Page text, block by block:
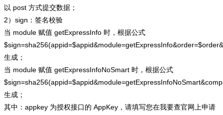
以 post 方式提交数据；
2）sign：签名校验
当 module 赋值 getExpressInfo 时，根据公式
生成；
当 module 赋值 getExpressInfoNoSmart 时，根据公式
生成；
其中：appkey 为授权接口的 AppKey，请填写您在我要查官网上申请